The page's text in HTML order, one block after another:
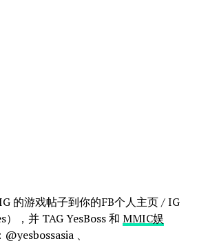
的游戏帖子到你的FB个人主页 / IG
，并 TAG YesBoss 和 MMIC娱
、